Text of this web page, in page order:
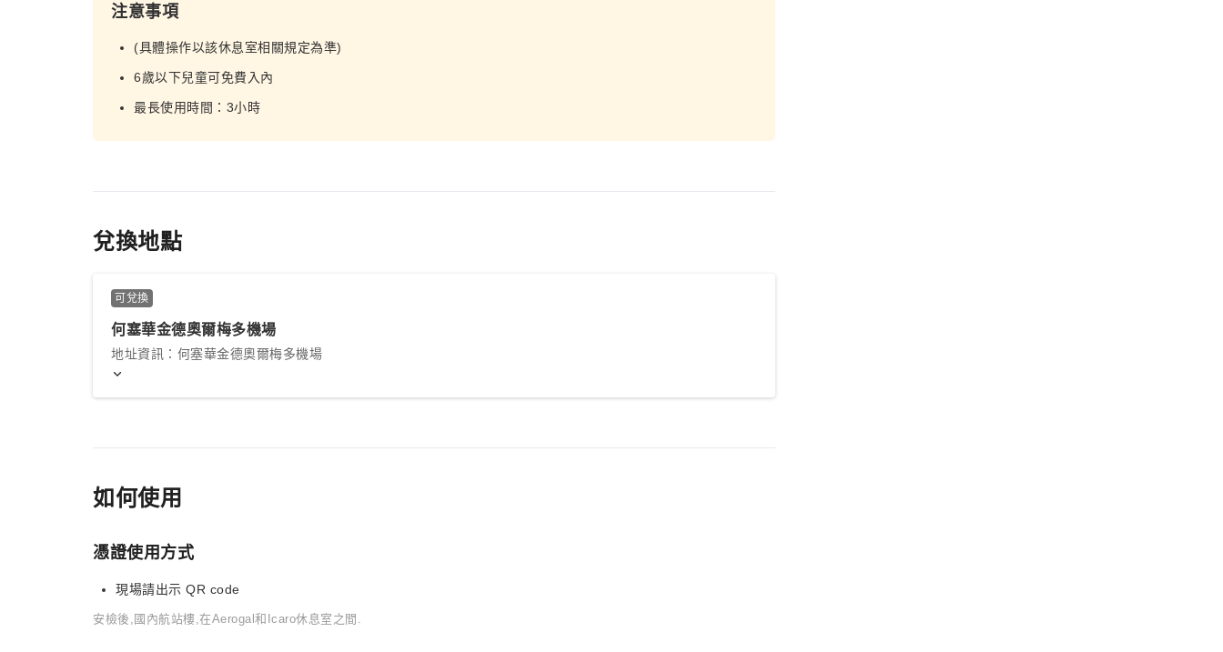
注意事項
(具體操作以該休息室相關規定為準)
6歲以下兒童可免費入內
最長使用時間：3小時
兌換地點
可兌換
何塞華金德奧爾梅多機場
地址資訊：何塞華金德奧爾梅多機場
如何使用
憑證使用方式
現場請出示 QR code
安檢後,國內航站樓,在Aerogal和Icaro休息室之間.